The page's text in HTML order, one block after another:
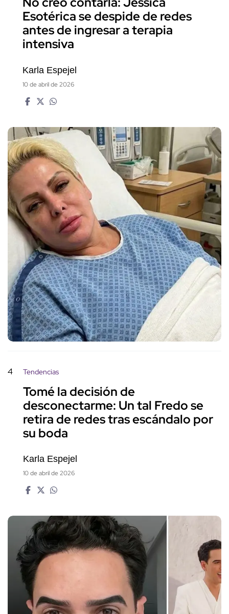
Esotérica se despide de redes
antes de ingresar a terapia
intensiva
Karla Espejel
10 de abril de 2026
4 Tendencias
Tomé la decisión de
desconectarme: Un tal Fredo se
retira de redes tras escándalo por
su boda
Karla Espejel
10 de abril de 2026